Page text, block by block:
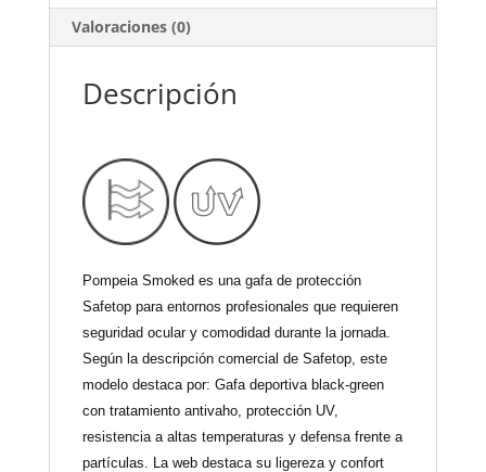
Valoraciones (0)
Descripción
Pompeia Smoked es una gafa de protección
Safetop para entornos profesionales que requieren
seguridad ocular y comodidad durante la jornada.
Según la descripción comercial de Safetop, este
modelo destaca por: Gafa deportiva black-green
con tratamiento antivaho, protección UV,
resistencia a altas temperaturas y defensa frente a
partículas. La web destaca su ligereza y confort